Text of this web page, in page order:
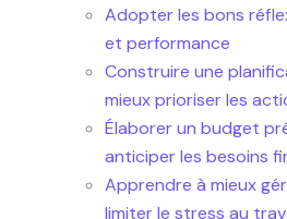
Adopter les bons
et performance
Construire une
mieux prioriser les
Élaborer un budget
anticiper les besoins
Apprendre à mieux
limiter le stress au